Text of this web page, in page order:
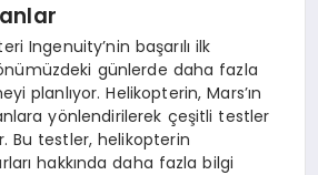
Ingenuity’nin başarılı ilk
günlerde daha fazla
planlıyor. Helikopterin, Mars’ın
yönlendirilerek çeşitli testler
Bu testler, helikopterin
hakkında daha fazla bilgi